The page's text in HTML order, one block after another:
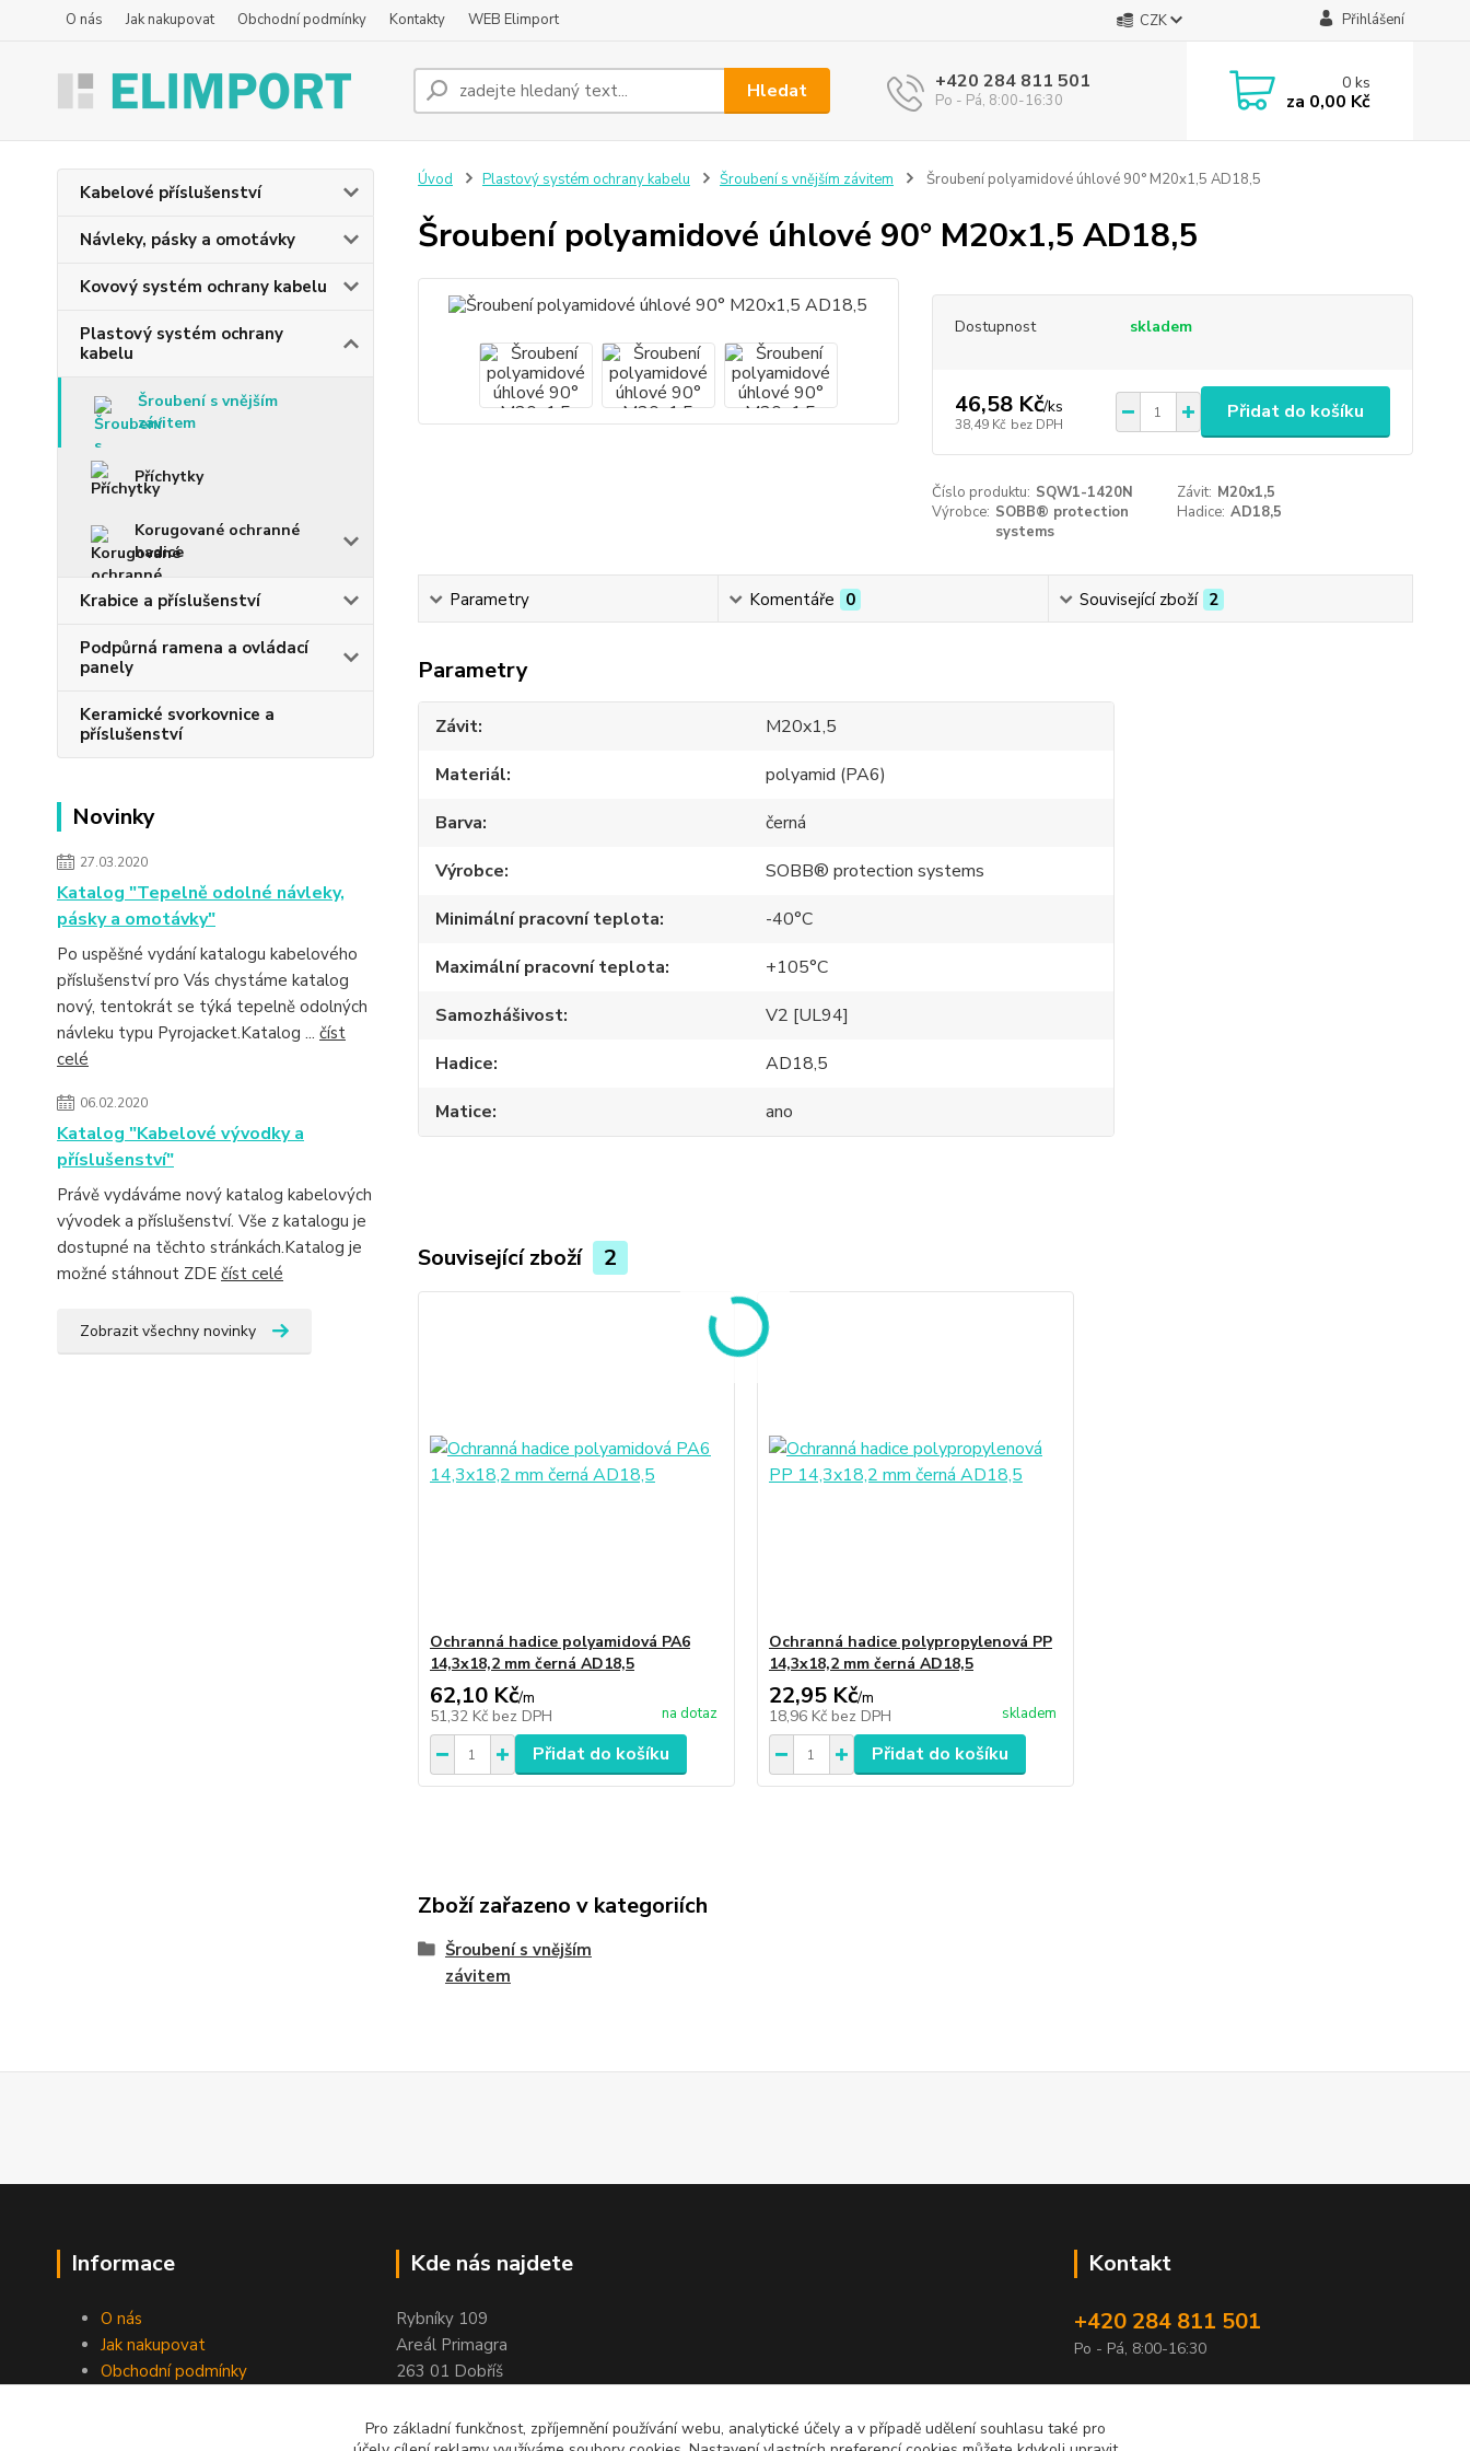
O nás Jak nakupovat Obchodní podmínky Kontakty WEB Elimport CZK Přihlášení
Hledat +420 284 811 501
Po - Pá, 8:00-16:30
0ks
za 0,00 Kč
Kabelové příslušenství
Návleky, pásky a omotávky
Kovový systém ochrany kabelu
Plastový systém ochrany
kabelu
Šroubení s vnějším
závitem
Příchytky
Korugované ochranné
hadice
Krabice a příslušenství
Podpůrná ramena a ovládací
panely
Keramické svorkovnice a
příslušenství
Novinky
27.03.2020
Katalog "Tepelně odolné návleky,
pásky a omotávky"
Po uspěšné vydání katalogu kabelového
příslušenství pro Vás chystáme katalog
nový, tentokrát se týká tepelně odolných
návleku typu Pyrojacket.Katalog ... číst
celé
06.02.2020
Katalog "Kabelové vývodky a
příslušenství"
Právě vydáváme nový katalog kabelových
vývodek a příslušenství. Vše z katalogu je
dostupné na těchto stránkách.Katalog je
možné stáhnout ZDE číst celé
Zobrazit všechny novinky
Úvod Plastový systém ochrany kabelu Šroubení s vnějším závitem Šroubení polyamidové úhlové 90° M20x1,5 AD18,5
Šroubení polyamidové úhlové 90° M20x1,5 AD18,5
Dostupnost skladem
46,58 Kč/ks
38,49 Kč bez DPH
Přidat do košíku
Číslo produktu: SQW1-1420N Závit: M20x1,5
Výrobce: SOBB® protection
systems
Hadice: AD18,5
Parametry Komentáře 0 Související zboží 2
Parametry
Závit
M20x1,5
Materiál
polyamid (PA6)
Barva
černá
Výrobce
SOBB® protection systems
Minimální pracovní teplota
-40°C
Maximální pracovní teplota
+105°C
Samozhášivost
V2 [UL94]
Hadice
AD18,5
Matice
ano
Související zboží 2
Ochranná hadice polyamidová PA6
14,3x18,2 mm černá AD18,5
62,10 Kč/m
51,32 Kč bez DPH na dotaz
Přidat do košíku
Ochranná hadice polypropylenová PP
14,3x18,2 mm černá AD18,5
22,95 Kč/m
18,96 Kč bez DPH skladem
Přidat do košíku
Zboží zařazeno v kategoriích
Šroubení s vnějším
závitem
Informace
O nás
Jak nakupovat
Obchodní podmínky
Kde nás najdete
Rybníky 109
Areál Primagra
263 01 Dobříš
Kontakt
+420 284 811 501
Po - Pá, 8:00-16:30
Pro základní funkčnost, zpříjemnění používání webu, analytické účely a v případě udělení souhlasu také pro